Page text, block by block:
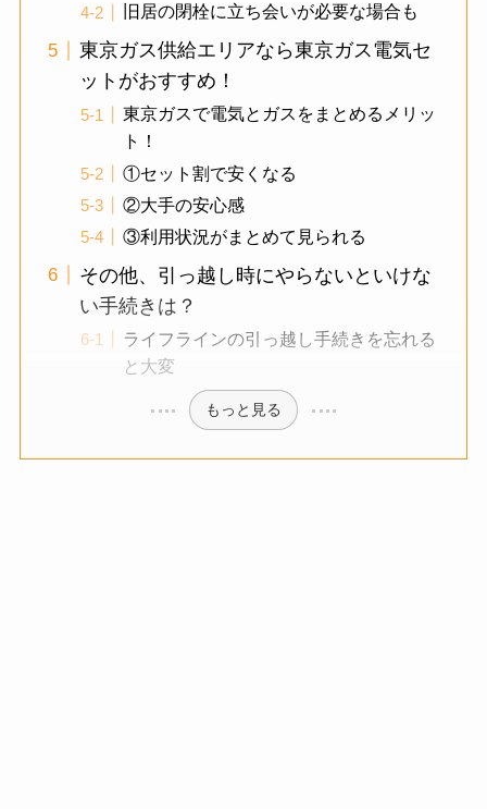
旧居の閉栓に立ち会いが必要な場合も
東京ガス供給エリアなら東京ガス電気セ
ットがおすすめ！
東京ガスで電気とガスをまとめるメリッ
ト！
①セット割で安くなる
②大手の安心感
③利用状況がまとめて見られる
その他、引っ越し時にやらないといけな
い手続きは？
ライフラインの引っ越し手続きを忘れる
と大変
もっと見る